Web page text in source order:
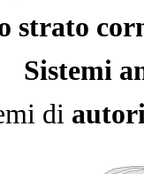
strato
Sistemi
di